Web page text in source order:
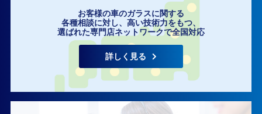
お客様の車のガラスに関する
各種相談に対し、高い技術力をもつ、
選ばれた専門店ネットワークで全国対応
詳しく見る